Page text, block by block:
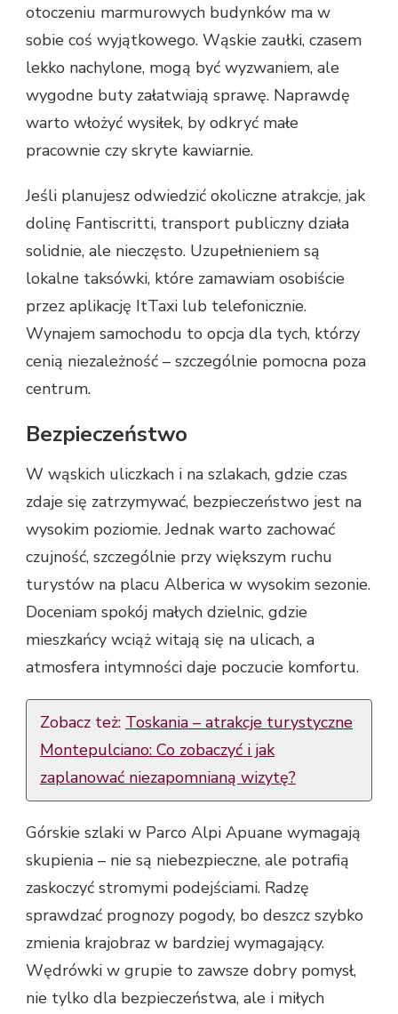
otoczeniu marmurowych budynków ma w
sobie coś wyjątkowego. Wąskie zaułki, czasem
lekko nachylone, mogą być wyzwaniem, ale
wygodne buty załatwiają sprawę. Naprawdę
warto włożyć wysiłek, by odkryć małe
pracownie czy skryte kawiarnie.
Jeśli planujesz odwiedzić okoliczne atrakcje, jak
dolinę Fantiscritti, transport publiczny działa
solidnie, ale nieczęsto. Uzupełnieniem są
lokalne taksówki, które zamawiam osobiście
przez aplikację ItTaxi lub telefonicznie.
Wynajem samochodu to opcja dla tych, którzy
cenią niezależność – szczególnie pomocna poza
centrum.
Bezpieczeństwo
W wąskich uliczkach i na szlakach, gdzie czas
zdaje się zatrzymywać, bezpieczeństwo jest na
wysokim poziomie. Jednak warto zachować
czujność, szczególnie przy większym ruchu
turystów na placu Alberica w wysokim sezonie.
Doceniam spokój małych dzielnic, gdzie
mieszkańcy wciąż witają się na ulicach, a
atmosfera intymności daje poczucie komfortu.
Zobacz też: Toskania – atrakcje turystyczne
Montepulciano: Co zobaczyć i jak
zaplanować niezapomnianą wizytę?
Górskie szlaki w Parco Alpi Apuane wymagają
skupienia – nie są niebezpieczne, ale potrafią
zaskoczyć stromymi podejściami. Radzę
sprawdzać prognozy pogody, bo deszcz szybko
zmienia krajobraz w bardziej wymagający.
Wędrówki w grupie to zawsze dobry pomysł,
nie tylko dla bezpieczeństwa, ale i miłych